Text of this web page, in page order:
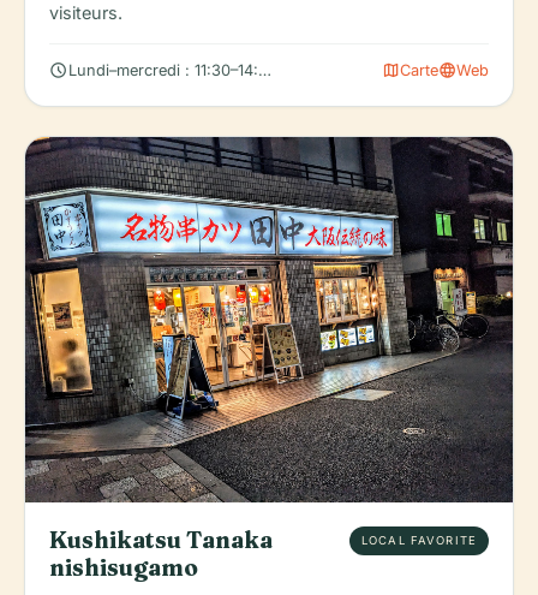
visiteurs.
schedule Lundi–mercredi : 11:30–14:30, 17:30–22:00 mapCartelanguageWeb
Kushikatsu Tanaka
nishisugamo
LOCAL FAVORITE